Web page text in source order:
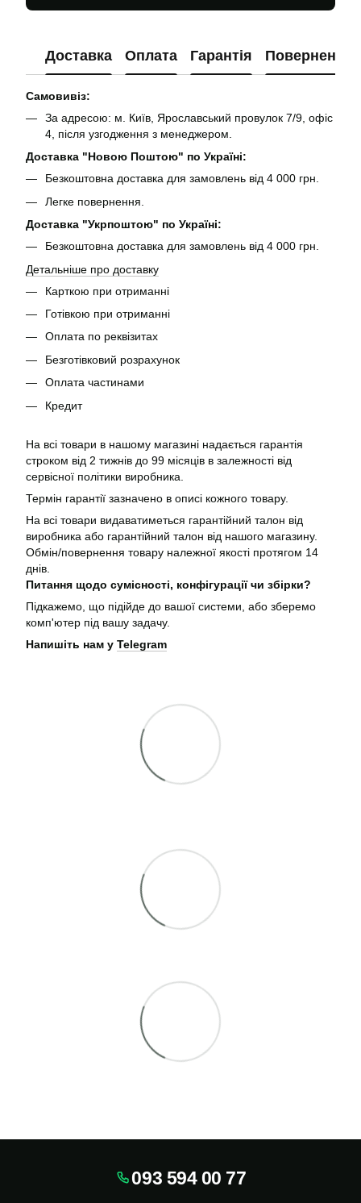
Доставка Оплата Гарантія Повернення
Самовивіз:
За адресою: м. Київ, Ярославський провулок 7/9, офіс
4, після узгодження з менеджером.
Доставка "Новою Поштою" по Україні:
Безкоштовна доставка для замовлень від 4 000 грн.
Легке повернення.
Доставка "Укрпоштою" по Україні:
Безкоштовна доставка для замовлень від 4 000 грн.
Детальніше про доставку
Карткою при отриманні
Готівкою при отриманні
Оплата по реквізитах
Безготівковий розрахунок
Оплата частинами
Кредит
На всі товари в нашому магазині надається гарантія
строком від 2 тижнів до 99 місяців в залежності від
сервісної політики виробника.
Термін гарантії зазначено в описі кожного товару.
На всі товари видаватиметься гарантійний талон від
виробника або гарантійний талон від нашого магазину.
Обмін/повернення товару належної якості протягом 14
днів.
Питання щодо сумісності, конфігурації чи збірки?
Підкажемо, що підійде до вашої системи, або зберемо
комп'ютер під вашу задачу.
Напишіть нам у Telegram
093 594 00 77